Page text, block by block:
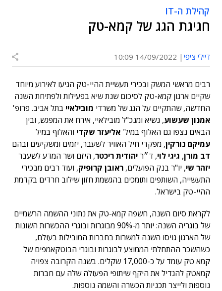
קהילת ה-IT
חגיגת הגג של קמא-טק
דיילי ציפי 14/09/2022 10:09
רבים מראשי המשק ובכירי תעשיית ההיי-טק הגיעו לאירוע מיוחד
שקיים ארגון קמא-טק לסיכום שנת שיא בפעילות ולפתיחת השנה
החדשה, שהתקיים על הגג של משרדי מובילאיי בתל אביב. פרופ'
אמנון שעשוע, נשיא ומנכ"ל מובילאיי, אירח את המפגש, ובין
הבאים נצפו גם האלוף במיל' אליעזר שקדי והאלוף במיל
עמיקם נורקין, מפקדי חיל האוויר לשעבר, יזמים ומשקיעים ובהם
דב מורן, גיגי לוי, ד״ריהודית ריכטר, היזם ושר המדע לשעבר
יזהר שי, יו"ר בנק הפועלים, ראובן קרופיק, ועוד רבים מבכירי
התעשייה, השותפים ותומכים בהגשמת חזון שילוב חרדים בקדמת
ההיי-טק בישראל.
לקראת סיום השנה, חשפה קמא-טק את נתוני ההשמה הרשמיים
של בוגריה השנה: יותר מ-90% מבוגרות ובוגרי ההכשרות השונות
של הארגון גויסו השנה למשרות בחברות המובילות בעולם,
כשהשכר ההתחלתי הממוצע לבוגרות ובוגרי הבוטקאמפים של
קמא טק עומד על כ-17,000 שקלים. בשנה הקרובה צפויה
קמאטק להגדיל את היקף שיתופי הפעולה שלה עם חברות
נוספות ולייצר תכניות הכשרה והשמה נוספות.